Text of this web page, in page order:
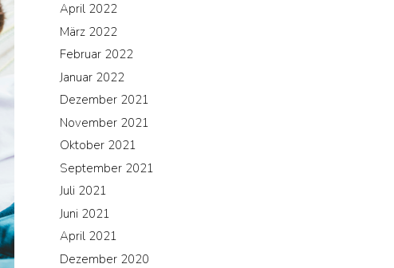
April 2022
März 2022
Februar 2022
Januar 2022
Dezember 2021
November 2021
Oktober 2021
September 2021
Juli 2021
Juni 2021
April 2021
Dezember 2020